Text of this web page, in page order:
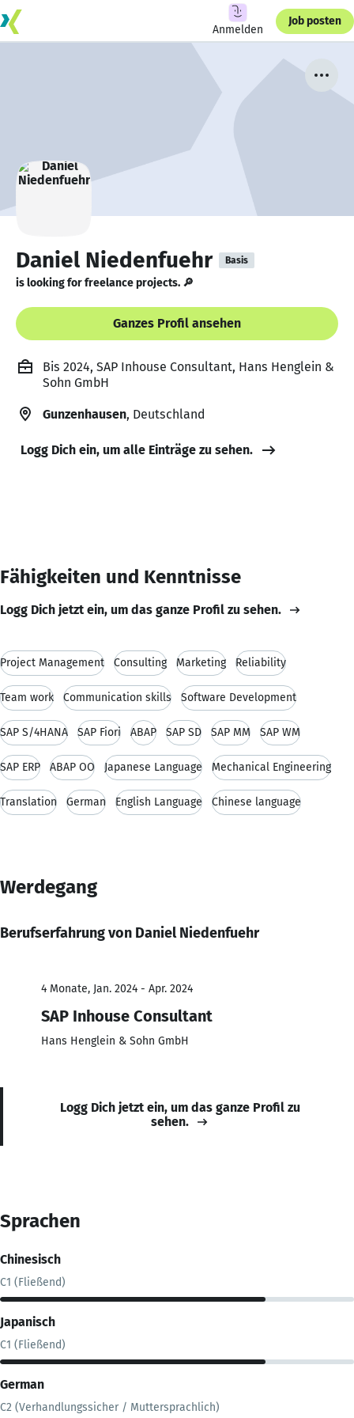
Anmelden
Job posten
Daniel Niedenfuehr Basis
is looking for freelance projects. 🔎
Ganzes Profil ansehen
Bis 2024, SAP Inhouse Consultant, Hans Henglein &
Sohn GmbH
Gunzenhausen, Deutschland
Logg Dich ein, um alle Einträge zu sehen.
Fähigkeiten und Kenntnisse
Logg Dich jetzt ein, um das ganze Profil zu sehen.
Project Management Consulting Marketing Reliability
Team work Communication skills Software Development
SAP S/4HANA SAP Fiori ABAP SAP SD SAP MM SAP WM
SAP ERP ABAP OO Japanese Language Mechanical Engineering
Translation German English Language Chinese language
Werdegang
Berufserfahrung von Daniel Niedenfuehr
4 Monate, Jan. 2024 - Apr. 2024
SAP Inhouse Consultant
Hans Henglein & Sohn GmbH
Logg Dich jetzt ein, um das ganze Profil zu
sehen.
Sprachen
Chinesisch
C1 (Fließend)
Japanisch
C1 (Fließend)
German
C2 (Verhandlungssicher / Muttersprachlich)